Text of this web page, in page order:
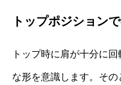
トップポジション
トップ時に肩が十分に
な形を意識します。その